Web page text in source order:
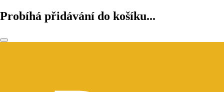
Probíhá přidávání do košíku...